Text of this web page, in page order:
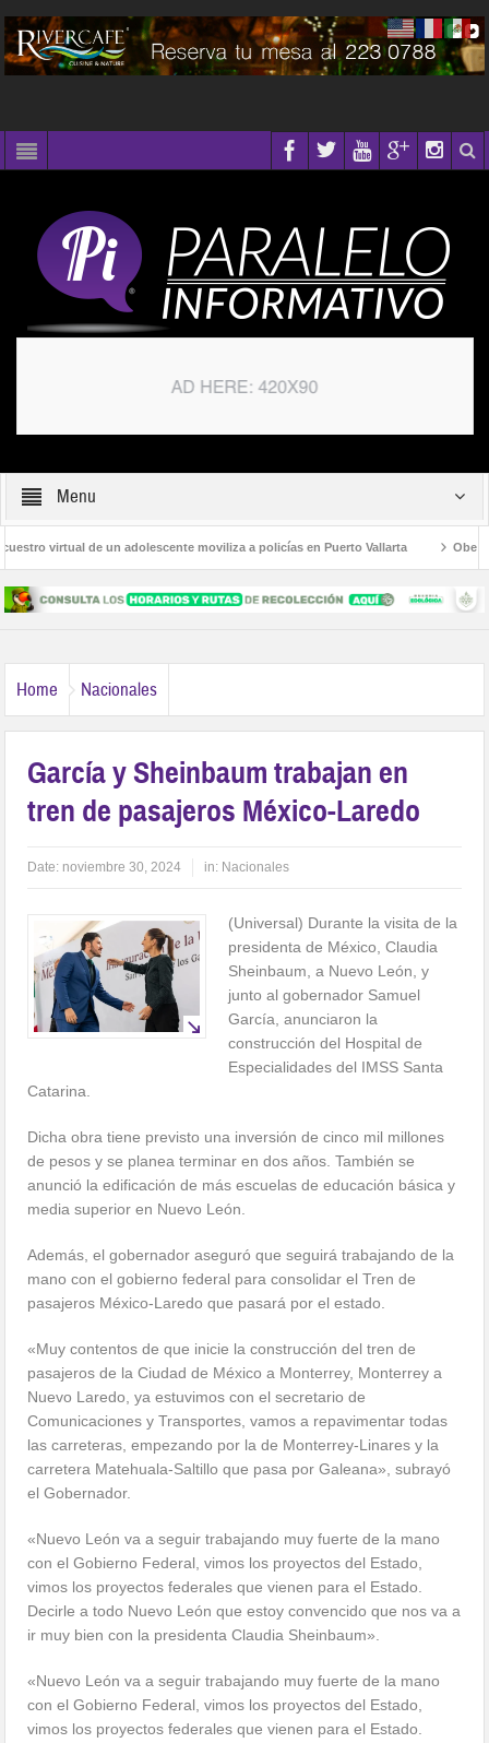
Menu
virtual de un adolescente moviliza a policías en Puerto Vallarta
Palmas Avanza la regulación de establecimientos para la atención de las
Home Nacionales
García y Sheinbaum trabajan en
tren de pasajeros México-Laredo
Date: noviembre 30, 2024 in: Nacionales
(Universal) Durante la visita de la
presidenta de México, Claudia
Sheinbaum, a Nuevo León, y
junto al gobernador Samuel
García, anunciaron la
construcción del Hospital de
Especialidades del IMSS Santa
Catarina.
Dicha obra tiene previsto una inversión de cinco mil millones
de pesos y se planea terminar en dos años. También se
anunció la edificación de más escuelas de educación básica y
media superior en Nuevo León.
Además, el gobernador aseguró que seguirá trabajando de la
mano con el gobierno federal para consolidar el Tren de
pasajeros México-Laredo que pasará por el estado.
«Muy contentos de que inicie la construcción del tren de
pasajeros de la Ciudad de México a Monterrey, Monterrey a
Nuevo Laredo, ya estuvimos con el secretario de
Comunicaciones y Transportes, vamos a repavimentar todas
las carreteras, empezando por la de Monterrey-Linares y la
carretera Matehuala-Saltillo que pasa por Galeana», subrayó
el Gobernador.
«Nuevo León va a seguir trabajando muy fuerte de la mano
con el Gobierno Federal, vimos los proyectos del Estado,
vimos los proyectos federales que vienen para el Estado.
Decirle a todo Nuevo León que estoy convencido que nos va a
ir muy bien con la presidenta Claudia Sheinbaum».
«Nuevo León va a seguir trabajando muy fuerte de la mano
con el Gobierno Federal, vimos los proyectos del Estado,
vimos los proyectos federales que vienen para el Estado.